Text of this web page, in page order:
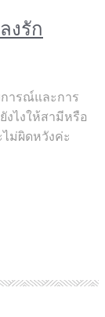
งรัก
ารณ์และการ
ไงให้สามีหรือ
ม่ผิดหวังค่ะ